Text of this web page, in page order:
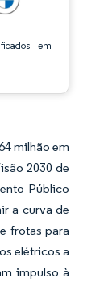
em
milhão em
2030 de
Público
a curva de
frotas para
elétricos a
impulso à